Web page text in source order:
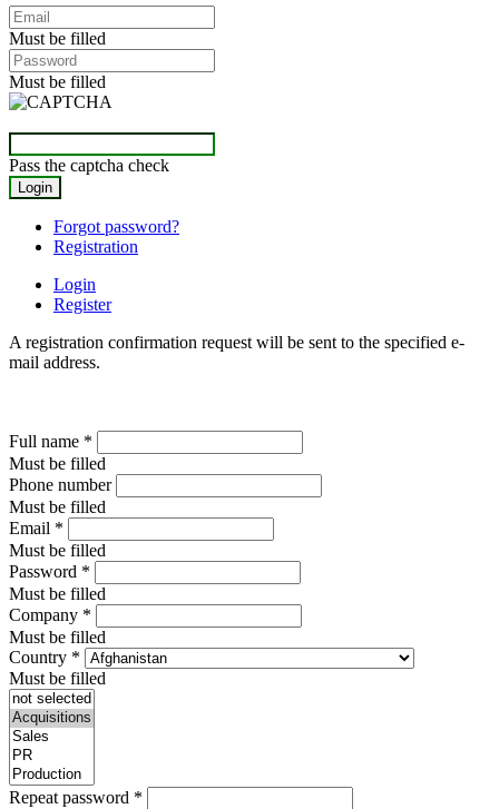
Must be filled
Must be filled
Pass the captcha check
Forgot password?
Registration
Login
Register
A registration confirmation request will be sent to the specified e-
mail address.
Full name *
Must be filled
Phone number
Must be filled
Email *
Must be filled
Password *
Must be filled
Company *
Must be filled
Country *
Must be filled
Repeat password *